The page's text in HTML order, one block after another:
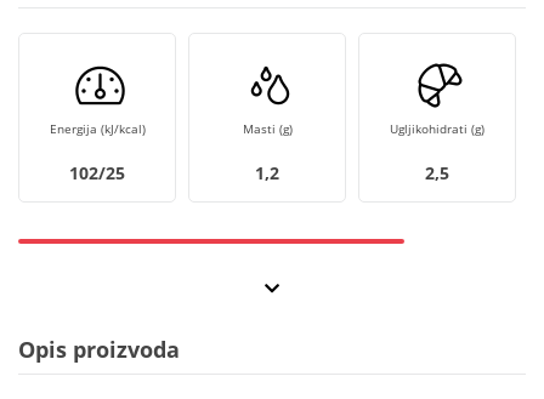
Energija (kJ/kcal)
102/25
Masti (g)
1,2
Ugljikohidrati (g)
2,5
Opis proizvoda